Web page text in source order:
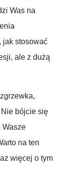
Was na
jak stosować
ale z dużą
bójcie się
Wasze
na ten
więcej o tym